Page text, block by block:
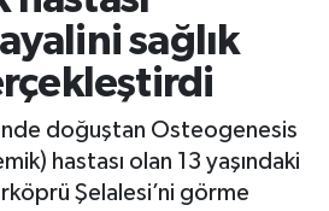
sağlık
doğuştan Osteogenesis
hastası olan 13 yaşındaki
Şelalesi’ni görme